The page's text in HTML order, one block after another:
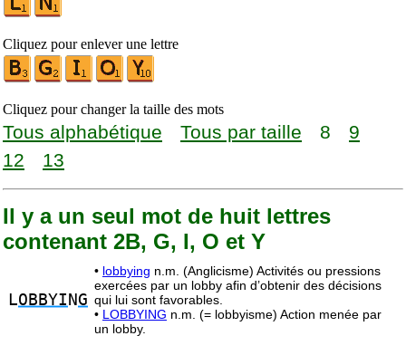
Cliquez pour enlever une lettre
Cliquez pour changer la taille des mots
Tous alphabétique Tous par taille 8
9
12
13
Il y a un seul mot de huit lettres
contenant 2B, G, I, O et Y
LOBBYI NG
• lobbying n.m. (Anglicisme) Activités ou pressions
exercées par un lobby afin d’obtenir des décisions
qui lui sont favorables.
• LOBBYING n.m. (= lobbyisme) Action menée par
un lobby.